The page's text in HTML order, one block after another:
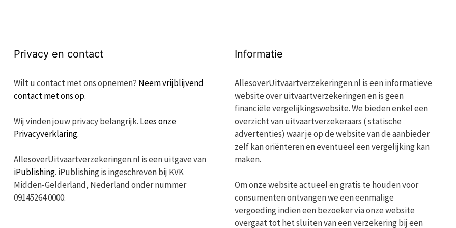
Privacy en contact
Wilt u contact met ons opnemen? Neem vrijblijvend
contact met ons op.
Wij vinden jouw privacy belangrijk. Lees onze
Privacyverklaring.
AllesoverUitvaartverzekeringen.nl is een uitgave van
iPublishing. iPublishing is ingeschreven bij KVK
Midden-Gelderland, Nederland onder nummer
09145264 0000.
Informatie
AllesoverUitvaartverzekeringen.nl is een informatieve
website over uitvaartverzekeringen en is geen
financiële vergelijkingswebsite. We bieden enkel een
overzicht van uitvaartverzekeraars ( statische
advertenties) waar je op de website van de aanbieder
zelf kan oriënteren en eventueel een vergelijking kan
maken.
Om onze website actueel en gratis te houden voor
consumenten ontvangen we een eenmalige
vergoeding indien een bezoeker via onze website
overgaat tot het sluiten van een verzekering bij een